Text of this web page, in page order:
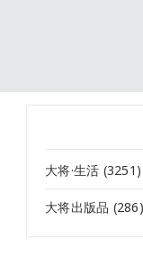
大将·生活 (3251)
大将出版品 (286)